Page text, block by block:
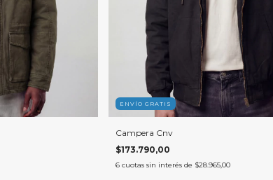
ENVÍO GRATIS
Campera Cnv
$173.790,00
6 cuotas sin interés de $28.965,00